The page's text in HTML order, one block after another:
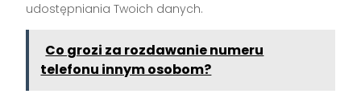
udostępniania Twoich danych.
Co grozi za rozdawanie numeru
telefonu innym osobom?